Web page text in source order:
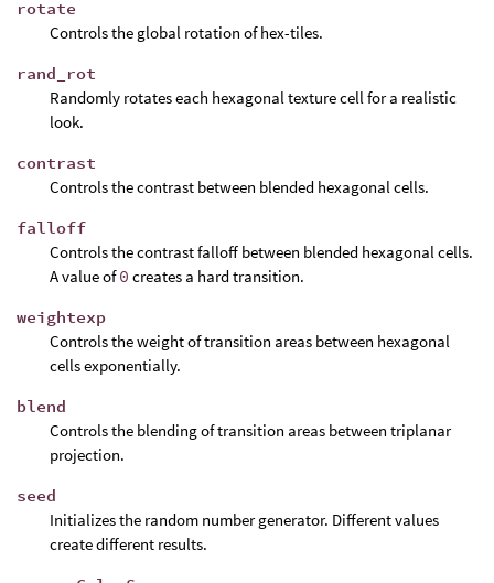
rotate
Controls the global rotation of hex-tiles.
rand_rot
Randomly rotates each hexagonal texture cell for a realistic
look.
contrast
Controls the contrast between blended hexagonal cells.
falloff
Controls the contrast falloff between blended hexagonal cells.
A value of0 creates a hard transition.
weightexp
Controls the weight of transition areas between hexagonal
cells exponentially.
blend
Controls the blending of transition areas between triplanar
projection.
seed
Initializes the random number generator. Different values
create different results.